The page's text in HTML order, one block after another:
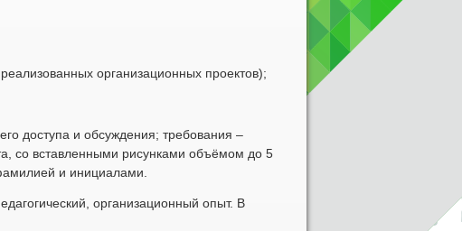
организационных проектов);
доступа и обсуждения; требования –
со вставленными рисунками объёмом до 5
и инициалами.
организационный опыт. В